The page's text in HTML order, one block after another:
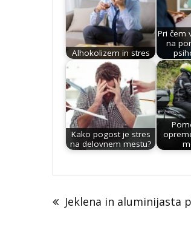
Alhokolizem in stres
Pri čem
na
Kako pogost je stres
na delovnem mestu?
Post
navigation
Jeklena in aluminijasta